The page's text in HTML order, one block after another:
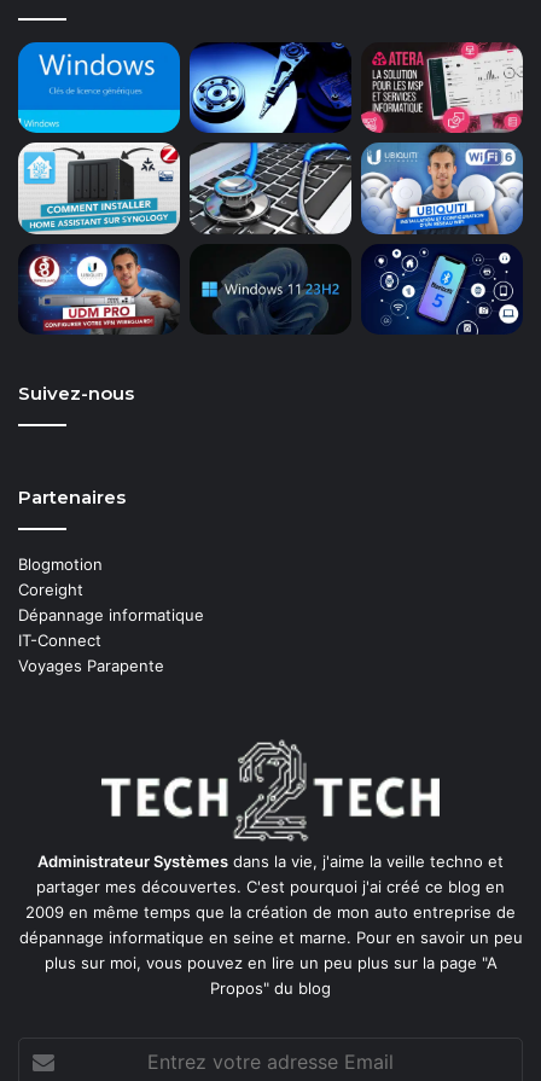
Suivez-nous
Partenaires
Blogmotion
Coreight
Dépannage informatique
IT-Connect
Voyages Parapente
Administrateur Systèmes dans la vie, j'aime la veille techno et
partager mes découvertes. C'est pourquoi j'ai créé ce blog en
2009 en même temps que la création de mon auto entreprise de
dépannage informatique en seine et marne. Pour en savoir un peu
plus sur moi, vous pouvez en lire un peu plus sur la page "A
Propos" du blog
votre